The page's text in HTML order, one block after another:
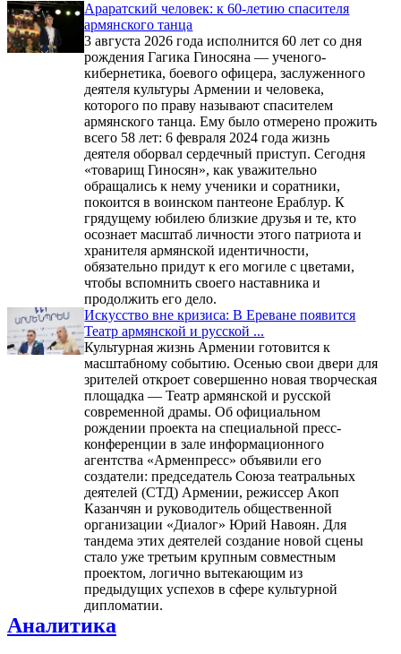
Араратский человек: к 60-летию спасителя
армянского танца
3 августа 2026 года исполнится 60 лет со дня
рождения Гагика Гиносяна — ученого-
кибернетика, боевого офицера, заслуженного
деятеля культуры Армении и человека,
которого по праву называют спасителем
армянского танца. Ему было отмерено прожить
всего 58 лет: 6 февраля 2024 года жизнь
деятеля оборвал сердечный приступ. Сегодня
«товарищ Гиносян», как уважительно
обращались к нему ученики и соратники,
покоится в воинском пантеоне Ераблур. К
грядущему юбилею близкие друзья и те, кто
осознает масштаб личности этого патриота и
хранителя армянской идентичности,
обязательно придут к его могиле с цветами,
чтобы вспомнить своего наставника и
продолжить его дело.
Искусство вне кризиса: В Ереване появится
Театр армянской и русской ...
Культурная жизнь Армении готовится к
масштабному событию. Осенью свои двери для
зрителей откроет совершенно новая творческая
площадка — Театр армянской и русской
современной драмы. Об официальном
рождении проекта на специальной пресс-
конференции в зале информационного
агентства «Арменпресс» объявили его
создатели: председатель Союза театральных
деятелей (СТД) Армении, режиссер Акоп
Казанчян и руководитель общественной
организации «Диалог» Юрий Навоян. Для
тандема этих деятелей создание новой сцены
стало уже третьим крупным совместным
проектом, логично вытекающим из
предыдущих успехов в сфере культурной
дипломатии.
Аналитика